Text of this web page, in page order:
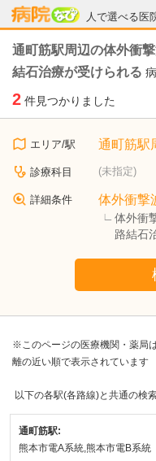
人で選べる医
病院なび
通町筋駅周辺の体外衝
結石治療が受けられる
2 件見つかりました
エリア/駅 通町筋駅
診療科目 (未指定)
詳細条件 体外衝撃
体外衝
路結石
※このページの医療機関・薬局
離の近い順で表示されています
以下の各駅(各路線)と共通の検
通町筋駅:
熊本市電A系統,熊本市電B系統